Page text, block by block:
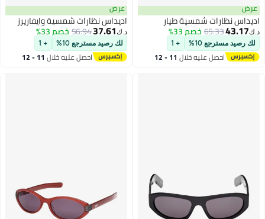
عرض
اديداس نظارات شمسية طيار
د.ك‏43.17
65.33خصم 33%
لك رصيد مسترجع 10% + 1
احصل عليه خلال 11 - 12
عرض
اديداس نظارات شمسية وايفاريرز
د.ك‏37.61
56.94خصم 33%
لك رصيد مسترجع 10% + 1
احصل عليه خلال 11 - 12